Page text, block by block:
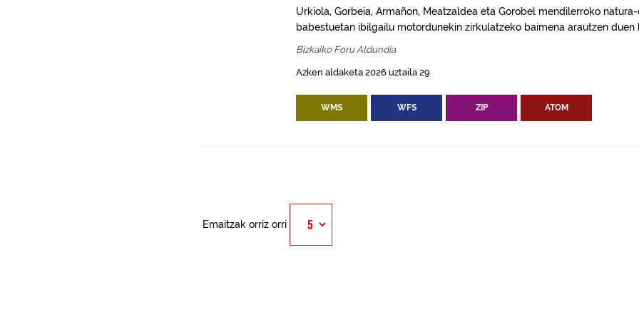
Urkiola, Gorbeia, Armañon, Meatzaldea eta Gorobel mendilerroko
babestuetan ibilgailu motordunekin zirkulatzeko baimena arautzen duen
Bizkaiko Foru Aldundia
Azken aldaketa 2026 uztaila 29
WMS WFS ZIP ATOM
Emaitzak orriz orri